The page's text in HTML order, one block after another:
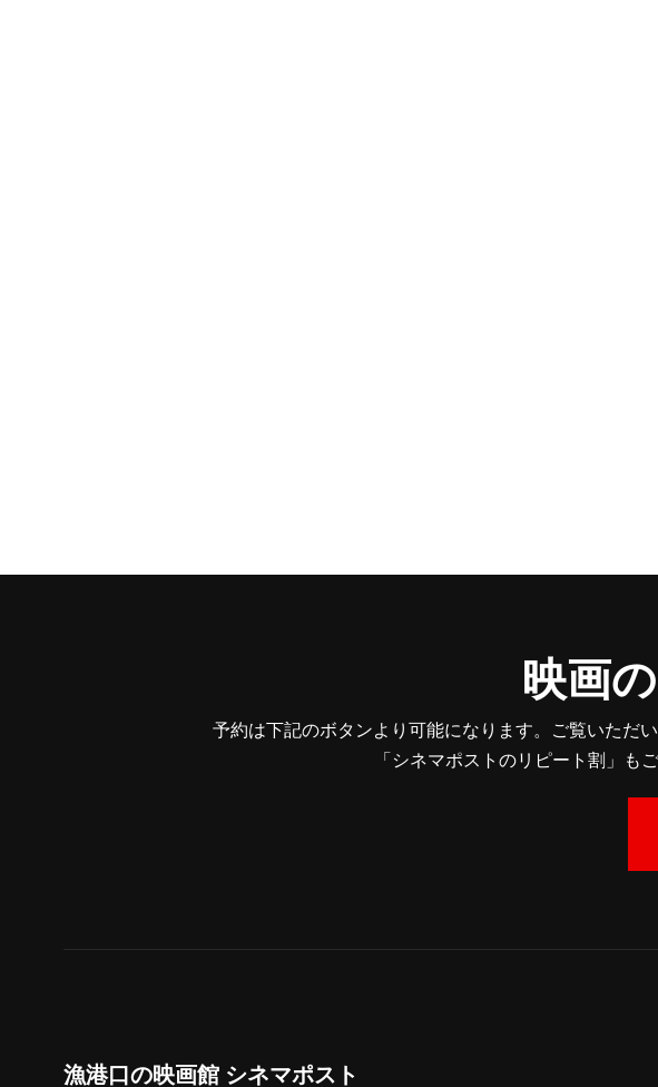
映画
予約は下記のボタンより可能になります。ご覧いただ
「シネマポストのリピート割」も
漁港口の映画館 シネマポスト